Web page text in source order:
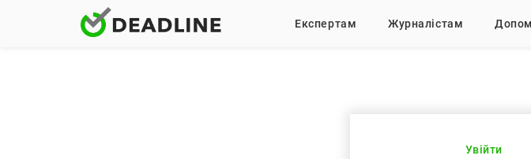
Експертам Журналістам
Увійти